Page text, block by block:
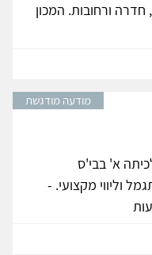
ורחובות. המכון
מודעה מודגשת
א' בבי'ס
וליווי מקצועי. -